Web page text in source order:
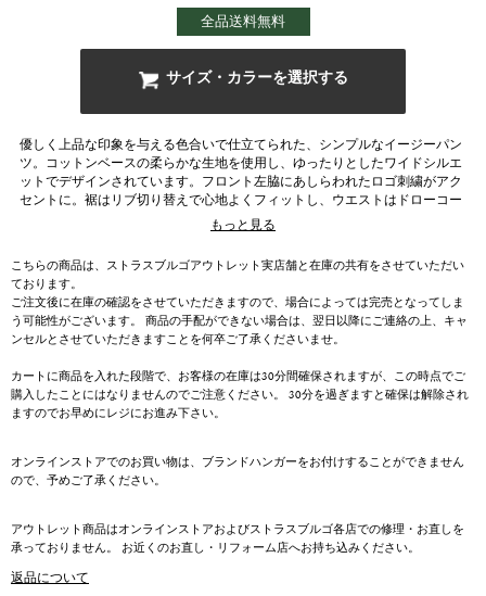
全品送料無料
サイズ・カラーを選択する
優しく上品な印象を与える色合いで仕立てられた、シンプルなイージーパン
ツ。コットンベースの柔らかな生地を使用し、ゆったりとしたワイドシルエ
ットでデザインされています。フロント左脇にあしらわれたロゴ刺繍がアク
セントに。裾はリブ切り替えで心地よくフィットし、ウエストはドローコー
もっと見る
こちらの商品は、ストラスブルゴアウトレット実店舗と在庫の共有をさせていただい
ております。
ご注文後に在庫の確認をさせていただきますので、場合によっては完売となってしま
う可能性がございます。 商品の手配ができない場合は、翌日以降にご連絡の上、キャ
ンセルとさせていただきますことを何卒ご了承くださいませ。
カートに商品を入れた段階で、お客様の在庫は30分間確保されますが、この時点でご
購入したことにはなりませんのでご注意ください。 30分を過ぎますと確保は解除され
ますのでお早めにレジにお進み下さい。
オンラインストアでのお買い物は、ブランドハンガーをお付けすることができません
ので、予めご了承ください。
アウトレット商品はオンラインストアおよびストラスブルゴ各店での修理・お直しを
承っておりません。 お近くのお直し・リフォーム店へお持ち込みください。
返品について